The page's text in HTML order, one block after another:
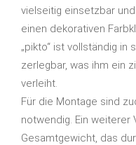
vielseitig einsetzbar
einen dekorativen
„pikto“ ist vollständig in
zerlegbar, was ihm ein
verleiht.
Für die Montage sind
notwendig. Ein weiterer
Gesamtgewicht, das